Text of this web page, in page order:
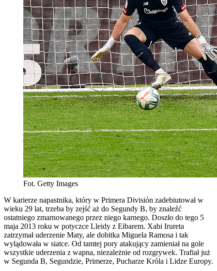
Fot. Getty Images
W karierze napastnika, który w Primera División zadebiutował w
wieku 29 lat, trzeba by zejść aż do Segundy B, by znaleźć
ostatniego zmarnowanego przez niego karnego. Doszło do tego 5
maja 2013 roku w potyczce Lleidy z Eibarem. Xabi Irureta
zatrzymał uderzenie Maty, ale dobitka Miguela Ramosa i tak
wylądowała w siatce. Od tamtej pory atakujący zamieniał na gole
wszystkie uderzenia z wapna, niezależnie od rozgrywek. Trafiał już
w Segunda B, Segundzie, Primerze, Pucharze Króla i Lidze Europy.